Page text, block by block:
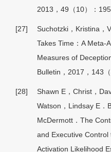
2013，49（10）：
[27]
Suchotzki，Kristina，
Takes Time：A Meta-
Measures of
Bulletin，2017，143
[28]
Shawn E，Christ，
Watson，Lindsay E．
McDermott．The
and Executive
Activation Likelihood